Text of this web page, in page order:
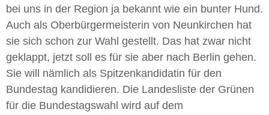
bei uns in der Region ja bekannt wie ein bunter Hund.
Auch als Oberbürgermeisterin von Neunkirchen hat
sie sich schon zur Wahl gestellt. Das hat zwar nicht
geklappt, jetzt soll es für sie aber nach Berlin gehen.
Sie will nämlich als Spitzenkandidatin für den
Bundestag kandidieren. Die Landesliste der Grünen
für die Bundestagswahl wird auf dem